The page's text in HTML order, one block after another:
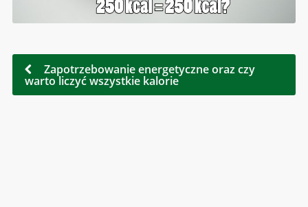
Zapotrzebowanie energetyczne oraz czy
warto liczyć wszystkie kalorie